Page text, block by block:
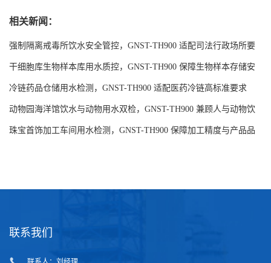
相关新闻：
强制隔离戒毒所饮水安全管控，GNST-TH900 适配司法行政场所要
求
干细胞库生物样本库用水质控，GNST-TH900 保障生物样本存储安
全
冷链药品仓储用水检测，GNST-TH900 适配医药冷链高标准要求
动物园海洋馆饮水与动物用水双检，GNST-TH900 兼顾人与动物饮
水安全
珠宝首饰加工车间用水检测，GNST-TH900 保障加工精度与产品品
联系我们